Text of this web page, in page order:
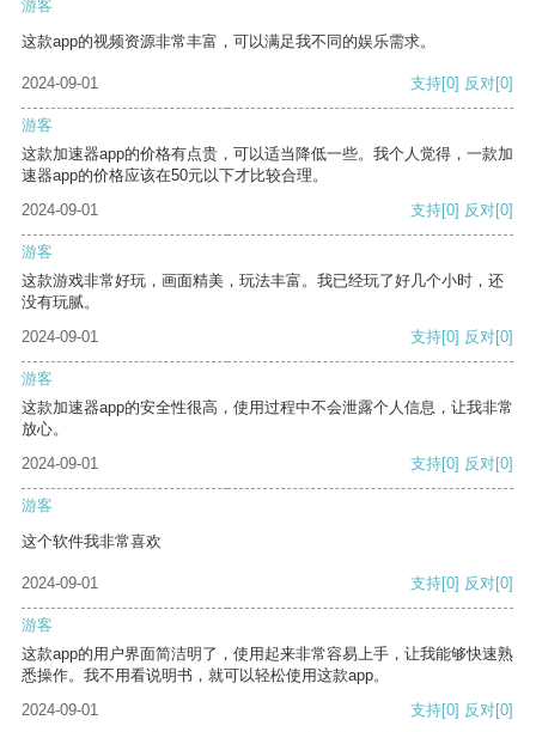
游客
这款app的视频资源非常丰富，可以满足我不同的娱乐需求。
2024-09-01 支持[0] 反对[0]
游客
这款加速器app的价格有点贵，可以适当降低一些。我个人觉得，一款加
速器app的价格应该在50元以下才比较合理。
2024-09-01
支持[0] 反对[0]
游客
这款游戏非常好玩，画面精美，玩法丰富。我已经玩了好几个小时，还
没有玩腻。
2024-09-01
支持[0] 反对[0]
游客
这款加速器app的安全性很高，使用过程中不会泄露个人信息，让我非常
放心。
2024-09-01
支持[0] 反对[0]
游客
这个软件我非常喜欢
2024-09-01 支持[0] 反对[0]
游客
这款app的用户界面简洁明了，使用起来非常容易上手，让我能够快速熟
悉操作。我不用看说明书，就可以轻松使用这款app。
2024-09-01
支持[0] 反对[0]